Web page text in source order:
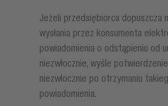
Jeżeli przedsiębiorca dopuszcza
wysłania przez konsumenta
powiadomienia o odstąpieniu od
niezwłocznie, wyśle
niezwłocznie po otrzymaniu
powiadomienia.